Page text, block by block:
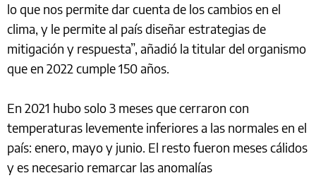
lo que nos permite dar cuenta de los cambios en el
clima, y le permite al país diseñar estrategias de
mitigación y respuesta”, añadió la titular del organismo
que en 2022 cumple 150 años.
En 2021 hubo solo 3 meses que cerraron con
temperaturas levemente inferiores a las normales en el
país: enero, mayo y junio. El resto fueron meses cálidos
y es necesario remarcar las anomalías